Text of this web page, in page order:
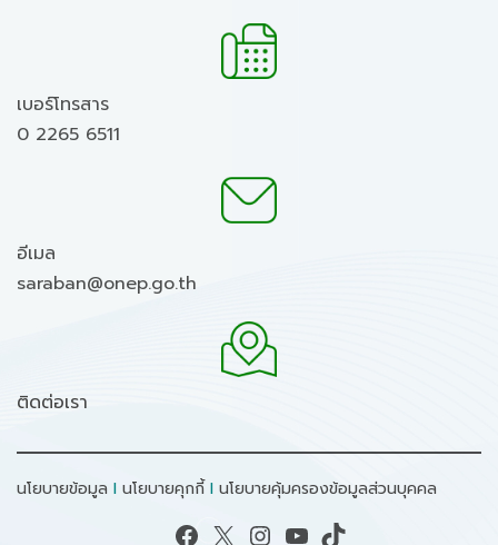
เบอร์โทรสาร
0 2265 6511
อีเมล
saraban@onep.go.th
ติดต่อเรา
นโยบายข้อมูล I นโยบายคุกกี้I นโยบายคุ้มครองข้อมูลส่วนบุคคล
Facebook X Instagram YouTube TikTok